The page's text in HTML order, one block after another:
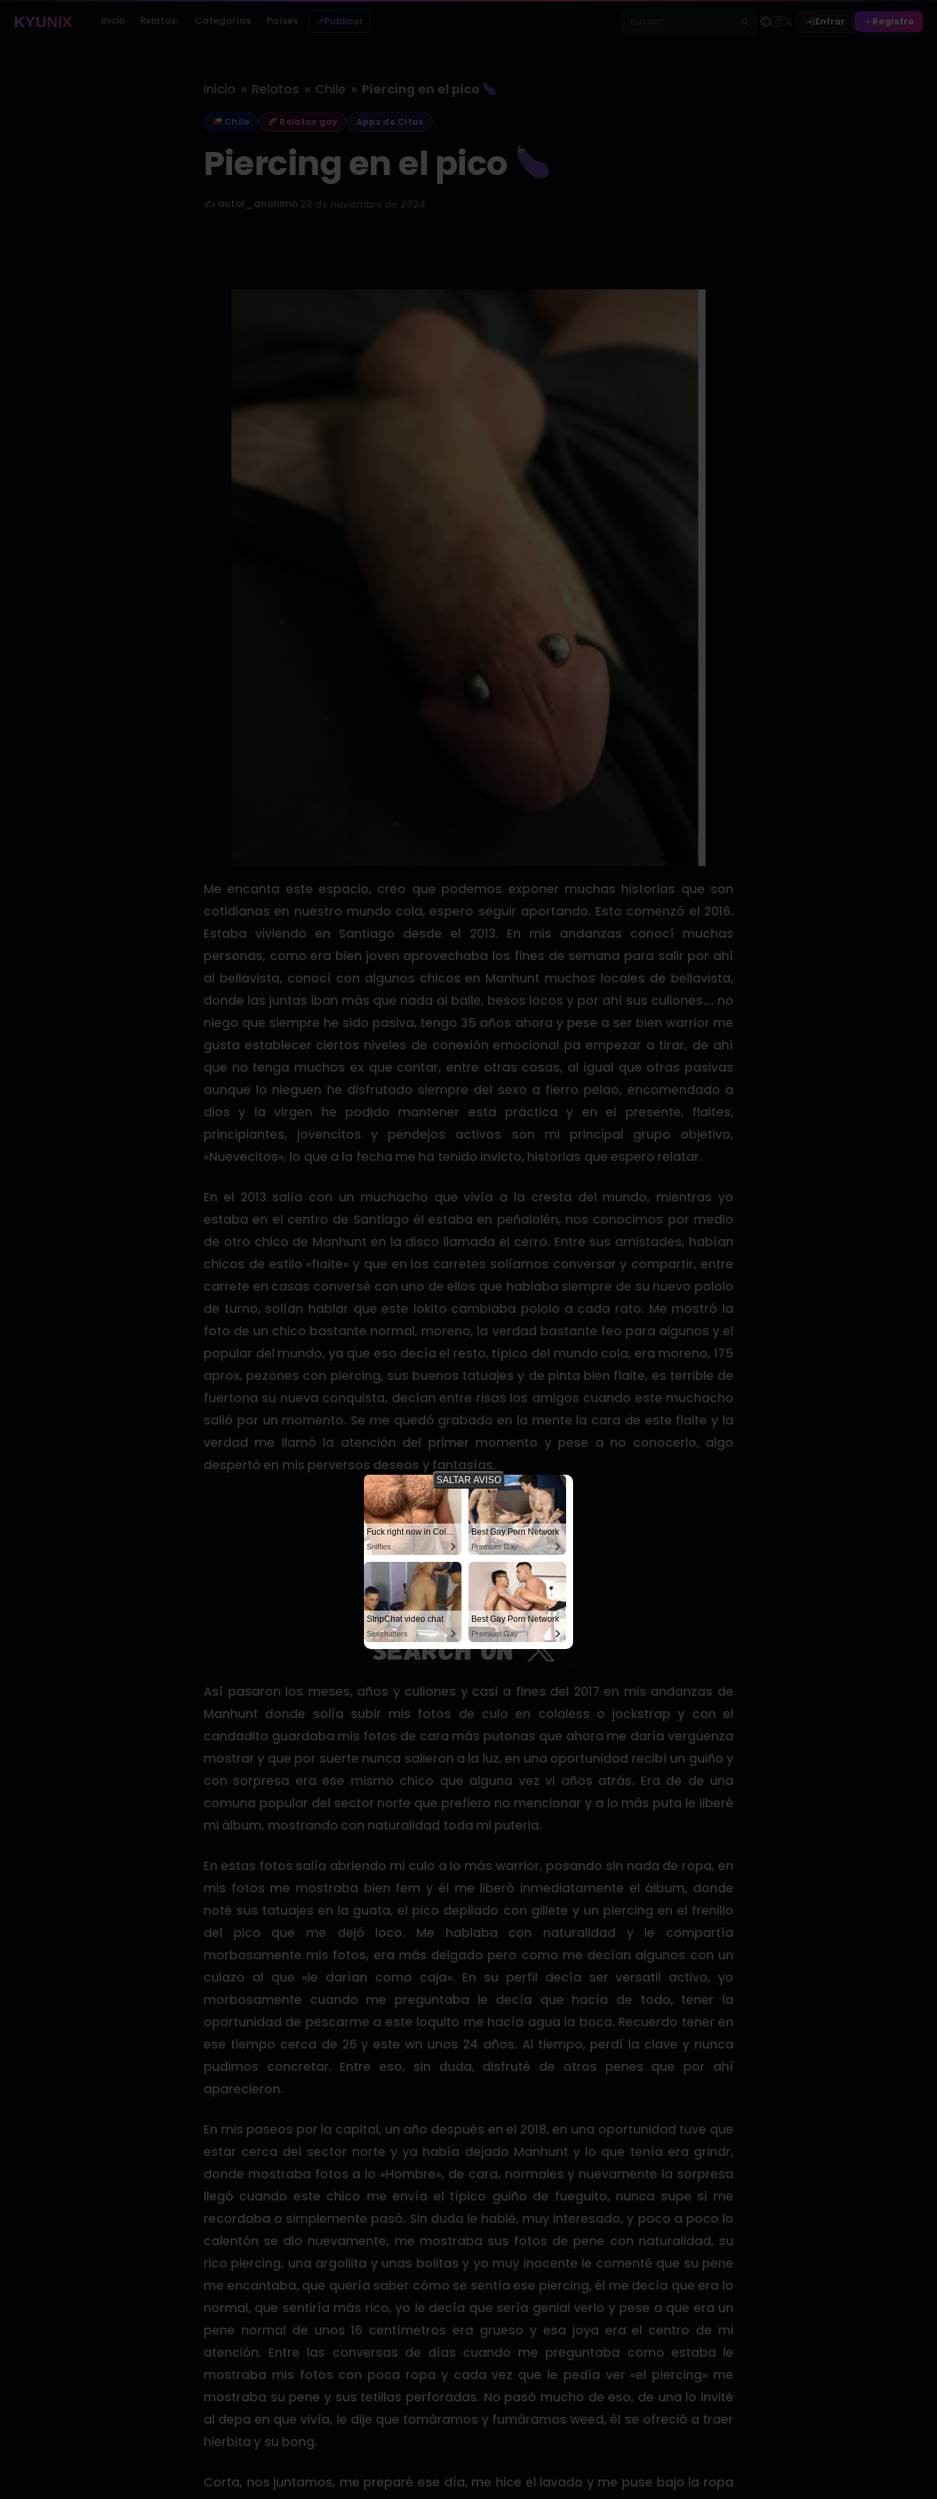
KYUNIX Inicio Relatos▾ Categorías Países Publicar Entrar Registro
Inicio » Relatos » Chile » Piercing en el pico
Chile Relatos gay Apps de Citas
Piercing en el pico
✍️ autor_anonimo 28 de noviembre de 2024
Me encanta este espacio, creo que podemos exponer muchas historias que son
cotidianas en nuestro mundo cola, espero seguir aportando. Esto comenzó el 2016.
Estaba viviendo en Santiago desde el 2013. En mis andanzas conocí muchas
personas, como era bien joven aprovechaba los fines de semana para salir por ahí
al bellavista, conocí con algunos chicos en Manhunt muchos locales de bellavista,
donde las juntas iban más que nada al baile, besos locos y por ahí sus culiones…. no
niego que siempre he sido pasiva, tengo 35 años ahora y pese a ser bien warrior me
gusta establecer ciertos niveles de conexión emocional pa empezar a tirar, de ahí
que no tenga muchos ex que contar, entre otras cosas, al igual que otras pasivas
aunque lo nieguen he disfrutado siempre del sexo a fierro pelao, encomendado a
dios y la virgen he podido mantener esta práctica y en el presente, flaites,
principiantes, jovencitos y pendejos activos son mi principal grupo objetivo,
«Nuevecitos», lo que a la fecha me ha tenido invicto, historias que espero relatar.
En el 2013 salía con un muchacho que vivía a la cresta del mundo, mientras yo
estaba en el centro de Santiago él estaba en peñalolén, nos conocimos por medio
de otro chico de Manhunt en la disco llamada el cerro. Entre sus amistades, habían
chicos de estilo «flaite» y que en los carretes solíamos conversar y compartir, entre
carrete en casas conversé con uno de ellos que hablaba siempre de su nuevo pololo
de turno, solían hablar que este lokito cambiaba pololo a cada rato. Me mostró la
foto de un chico bastante normal, moreno, la verdad bastante feo para algunos y el
popular del mundo, ya que eso decía el resto, típico del mundo cola, era moreno, 175
aprox, pezones con piercing, sus buenos tatuajes y de pinta bien flaite, es terrible de
fuertona su nueva conquista, decían entre risas los amigos cuando este muchacho
salió por un momento. Se me quedó grabado en la mente la cara de este flaite y la
verdad me llamó la atención del primer momento y pese a no conocerlo, algo
despertó en mis perversos deseos y fantasías.
Así pasaron los meses, años y culiones y casi a fines del 2017 en mis andanzas de
Manhunt donde solía subir mis fotos de culo en colaless o jockstrap y con el
candadito guardaba mis fotos de cara más putonas que ahora me daría vergüenza
mostrar y que por suerte nunca salieron a la luz, en una oportunidad recibí un guiño y
con sorpresa era ese mismo chico que alguna vez vi años atrás. Era de de una
comuna popular del sector norte que prefiero no mencionar y a lo más puta le liberé
mi álbum, mostrando con naturalidad toda mi puteria.
En estas fotos salía abriendo mi culo a lo más warrior, posando sin nada de ropa, en
mis fotos me mostraba bien fem y él me liberó inmediatamente el álbum, donde
noté sus tatuajes en la guata, el pico depilado con gillete y un piercing en el frenillo
del pico que me dejó loco. Me hablaba con naturalidad y le compartía
morbosamente mis fotos, era más delgado pero como me decían algunos con un
culazo al que «le darían como caja». En su perfil decía ser versatil activo, yo
morbosamente cuando me preguntaba le decía que hacía de todo, tener la
oportunidad de pescarme a este loquito me hacía agua la boca. Recuerdo tener en
ese tiempo cerca de 26 y este wn unos 24 años. Al tiempo, perdí la clave y nunca
pudimos concretar. Entre eso, sin duda, disfruté de otros penes que por ahí
aparecieron.
En mis paseos por la capital, un año después en el 2018, en una oportunidad tuve que
estar cerca del sector norte y ya había dejado Manhunt y lo que tenía era grindr,
donde mostraba fotos a lo «Hombre», de cara, normales y nuevamente la sorpresa
llegó cuando este chico me envía el típico guiño de fueguito, nunca supe si me
recordaba o simplemente pasó. Sin duda le hablé, muy interesado, y poco a poco lo
calentón se dio nuevamente, me mostraba sus fotos de pene con naturalidad, su
rico piercing, una argollita y unas bolitas y yo muy inocente le comenté que su pene
me encantaba, que quería saber cómo se sentía ese piercing, él me decía que era lo
normal, que sentiría más rico, yo le decía que sería genial verlo y pese a que era un
pene normal de unos 16 centímetros era grueso y esa joya era el centro de mi
atención. Entre las conversas de días cuando me preguntaba como estaba le
mostraba mis fotos con poca ropa y cada vez que le pedía ver «el piercing» me
mostraba su pene y sus tetillas perforadas. No pasó mucho de eso, de una lo invité
al depa en que vivía, le dije que tomáramos y fumáramos weed, él se ofreció a traer
hierbita y su bong.
Corta, nos juntamos, me preparé ese día, me hice el lavado y me puse bajo la ropa
Fuck right now in Columbus
Sniffies
Best Gay Porn Network
Premium Gay
StripChat video chat
Sexchatters
Best Gay Porn Network
Premium Gay
SALTAR AVISO